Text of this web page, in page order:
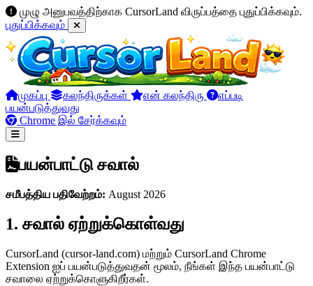
முழு அனுபவத்திற்காக CursorLand விருப்பத்தை புதுப்பிக்கவும்.
புதுப்பிக்கவும்
முகப்பு கலந்திருக்கள் என் கலந்திரு
எப்படி
பயன்படுத்துவது
Chrome இல் சேர்க்கவும்
பயன்பாட்டு சவால்
சமீபத்திய பதிவேற்றம்: August 2026
1. சவால் ஏற்றுக்கொள்வது
CursorLand (cursor-land.com) மற்றும் CursorLand Chrome
Extension ஐப் பயன்படுத்துவதன் மூலம், நீங்கள் இந்த பயன்பாட்டு
சவாலை ஏற்றுக்கொளுகிறீர்கள்.